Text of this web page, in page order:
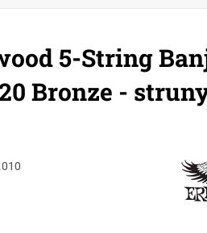
5-String
Bronze -